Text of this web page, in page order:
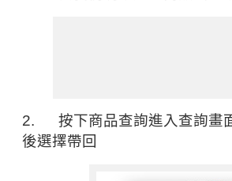
2. 按下商品查詢進入查詢畫
後選擇帶回